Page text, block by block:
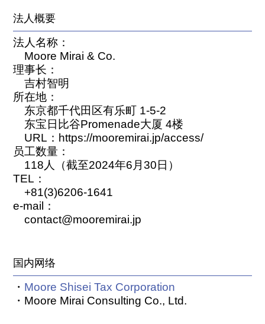
法人概要
法人名称：
Moore Mirai & Co.
理事长：
吉村智明
所在地：
东京都千代田区有乐町 1-5-2
东宝日比谷Promenade大厦 4楼
URL：https://mooremirai.jp/access/
员工数量：
118人（截至2024年6月30日）
TEL：
+81(3)6206-1641
e-mail：
contact@mooremirai.jp
国内网络
・ Moore Shisei Tax Corporation
・Moore Mirai Consulting Co., Ltd.